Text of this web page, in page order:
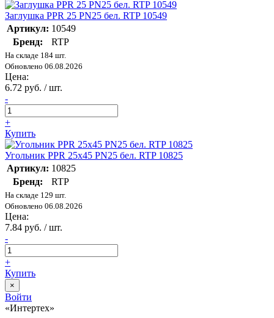
Заглушка PPR 25 PN25 бел. RTP 10549
Артикул: 10549
Бренд:
RTP
На складе 184 шт.
Обновлено 06.08.2026
Цена:
6.72 руб. / шт.
-
+
Купить
Угольник PPR 25х45 PN25 бел. RTP 10825
Артикул: 10825
Бренд:
RTP
На складе 129 шт.
Обновлено 06.08.2026
Цена:
7.84 руб. / шт.
-
+
Купить
×
Войти
«Интертех»